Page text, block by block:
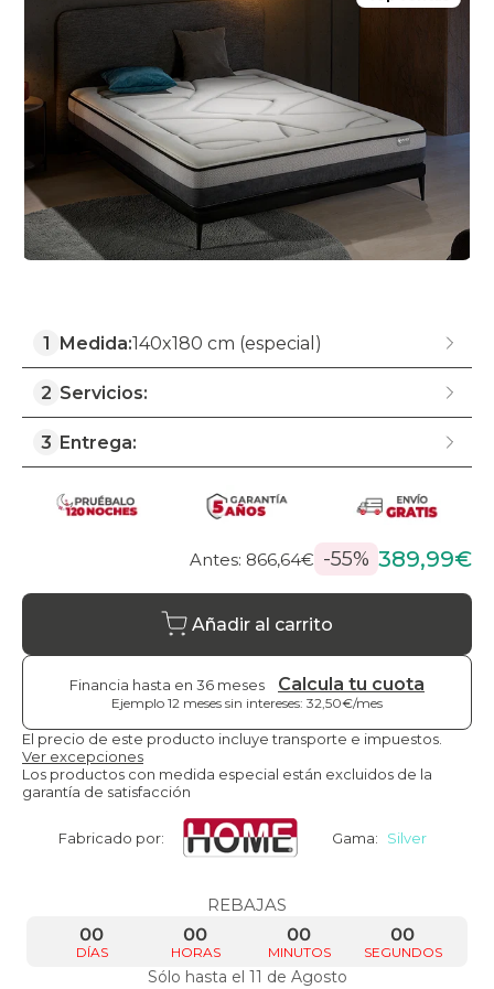
1 Medida:140x180 cm (especial)
2 Servicios:
3 Entrega:
Antes: 866,64€ -55% 389,99€
Añadir al carrito
Financia hasta en 36 meses Calcula tu cuota
Ejemplo 12 meses sin intereses: 32,50€/mes
El precio de este producto incluye transporte e impuestos.
Ver excepciones
Los productos con medida especial están excluidos de la
garantía de satisfacción
Fabricado por: Gama: Silver
REBAJAS
DÍAS
00
HORAS
00
MINUTOS
00
SEGUNDOS
00
Sólo hasta el 11 de Agosto